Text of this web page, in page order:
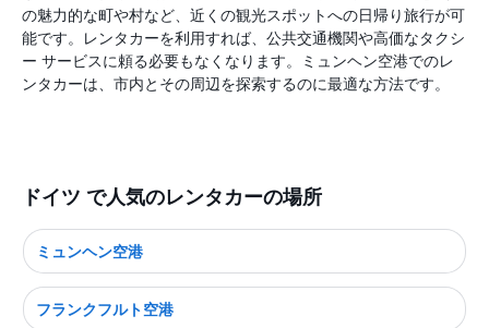
の魅力的な町や村など、近くの観光スポットへの日帰り旅行が可
能です。レンタカーを利用すれば、公共交通機関や高価なタクシ
ー サービスに頼る必要もなくなります。ミュンヘン空港でのレ
ンタカーは、市内とその周辺を探索するのに最適な方法です。
ドイツ で人気のレンタカーの場所
ミュンヘン空港
フランクフルト空港